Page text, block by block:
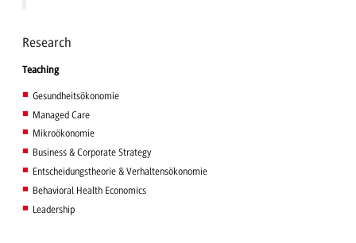
Research
Teaching
Gesundheitsökonomie
Managed Care
Mikroökonomie
Business & Corporate Strategy
Entscheidungstheorie & Verhaltensökonomie
Behavioral Health Economics
Leadership